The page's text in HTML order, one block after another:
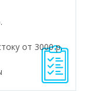
от 3000 р.